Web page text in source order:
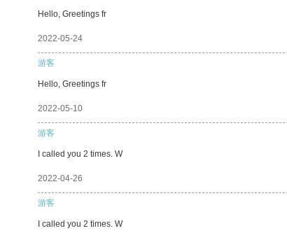
Hello, Greetings fr
2022-05-24
游客
Hello, Greetings fr
2022-05-10
游客
I called you 2 times. W
2022-04-26
游客
I called you 2 times. W